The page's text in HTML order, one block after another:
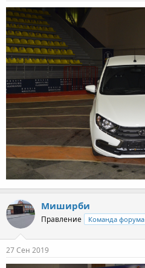
Миширби
Правление Команда форума
27 Сен 2019